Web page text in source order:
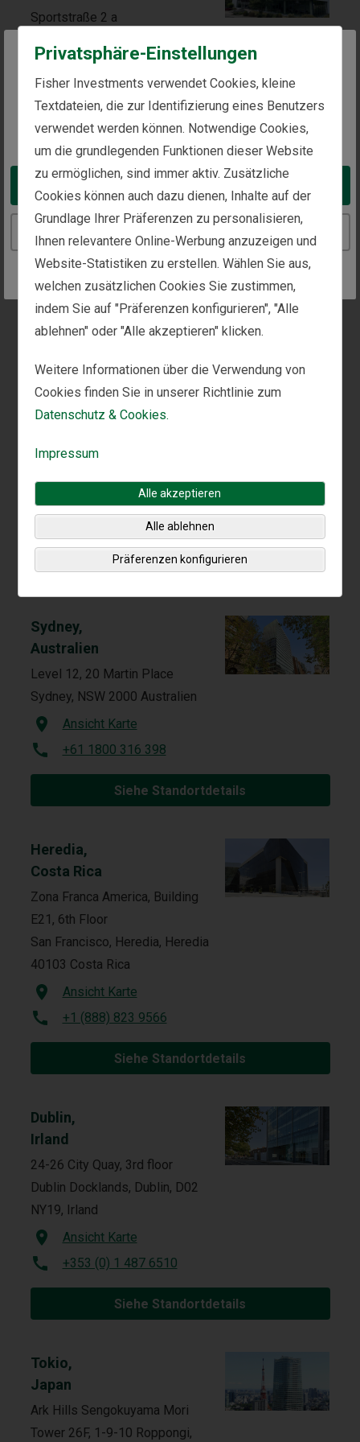
The website you are trying to reach is
intended for investors in Austria
You appear to be in the United States
Take me to the United States website
Sportstraße 2 a
Ansicht Karte
+49 6374 9911-0
Siehe Standortdetails
Frankfurt,
Deutschland
St Martin Tower Franklinstraße 61
- 63
60486 Frankfurt am Main
Ansicht Karte
+49 6374 9911-0
Siehe Standortdetails
Internationale
Niederlassungen der
Muttergesellschaft Fisher
Asset Management, LLC*
Sydney,
Australien
Level 12, 20 Martin Place
Sydney, NSW 2000 Australien
Ansicht Karte
+61 1800 316 398
Siehe Standortdetails
Heredia,
Costa Rica
Zona Franca America, Building
E21, 6th Floor
San Francisco, Heredia, Heredia
40103 Costa Rica
Ansicht Karte
+1 (888) 823 9566
Siehe Standortdetails
Dublin,
Irland
24-26 City Quay, 3rd floor
Dublin Docklands, Dublin, D02
NY19, Irland
Ansicht Karte
+353 (0) 1 487 6510
Siehe Standortdetails
Tokio,
Japan
Ark Hills Sengokuyama Mori
Tower 26F, 1-9-10 Roppongi,
Privatsphäre-Einstellungen
Fisher Investments verwendet Cookies, kleine
Textdateien, die zur Identifizierung eines Benutzers
verwendet werden können. Notwendige Cookies,
um die grundlegenden Funktionen dieser Website
zu ermöglichen, sind immer aktiv. Zusätzliche
Cookies können auch dazu dienen, Inhalte auf der
Grundlage Ihrer Präferenzen zu personalisieren,
Ihnen relevantere Online-Werbung anzuzeigen und
Website-Statistiken zu erstellen. Wählen Sie aus,
welchen zusätzlichen Cookies Sie zustimmen,
indem Sie auf "Präferenzen konfigurieren", "Alle
ablehnen" oder "Alle akzeptieren" klicken.
Weitere Informationen über die Verwendung von
Cookies finden Sie in unserer Richtlinie zum
Datenschutz & Cookies.
Impressum
Alle akzeptieren
Alle ablehnen
Präferenzen konfigurieren